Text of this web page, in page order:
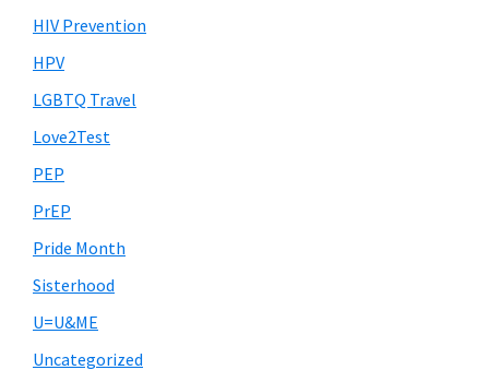
HIV Prevention
HPV
LGBTQ Travel
Love2Test
PEP
PrEP
Pride Month
Sisterhood
U=U&ME
Uncategorized